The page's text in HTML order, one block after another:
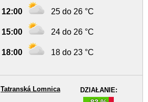
12:00 25 do 26 °C
15:00 24 do 26 °C
18:00 18 do 23 °C
DZIAŁANIE:
Tatranská Lomnica